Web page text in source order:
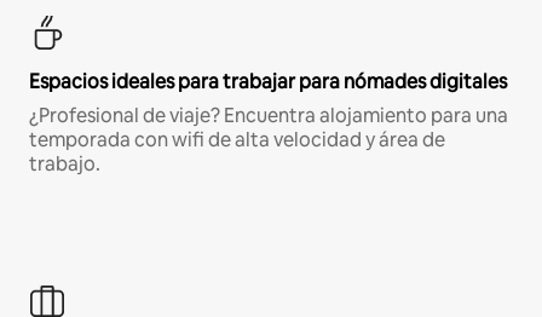
Espacios ideales para trabajar para nómades digitales
¿Profesional de viaje? Encuentra alojamiento para una
temporada con wifi de alta velocidad y área de
trabajo.